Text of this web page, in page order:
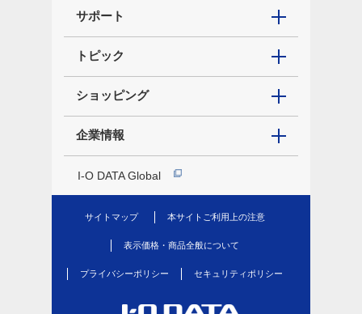
サポート
トピック
ショッピング
企業情報
I-O DATA Global
サイトマップ 本サイトご利用上の注意
表示価格・商品全般について
プライバシーポリシー セキュリティポリシー